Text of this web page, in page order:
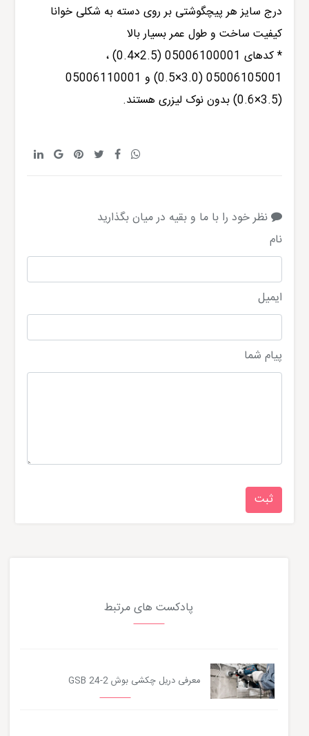
درج سایز هر پیچگوشتی بر روی دسته به شکلی خوانا
کیفیت ساخت و طول عمر بسیار بالا
* کدهای 05006100001 (2.5×0.4) ،
05006105001 (3.0×0.5) و 05006110001
(3.5×0.6) بدون نوک لیزری هستند.
نظر خود را با ما و بقیه در میان بگذارید
نام
ایمیل
پیام شما
پادکست های مرتبط
معرفی دریل چکشی بوش GSB 24-2